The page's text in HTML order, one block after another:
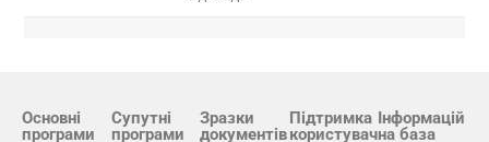
Основні
програми
Супутні
програми
Зразки
документів
Підтримка
користувач
Інформацій
на база